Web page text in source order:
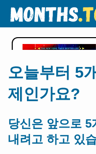
오늘부터 5
제인가요?
당신은 앞으로
내려고 하고 있